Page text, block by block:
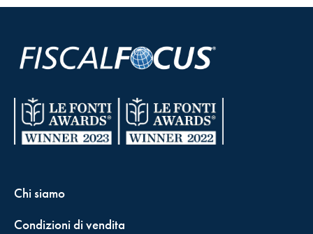
Chi siamo
Condizioni di vendita